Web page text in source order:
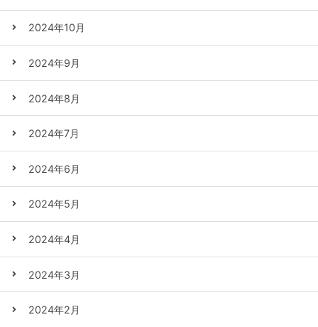
2024年10月
2024年9月
2024年8月
2024年7月
2024年6月
2024年5月
2024年4月
2024年3月
2024年2月